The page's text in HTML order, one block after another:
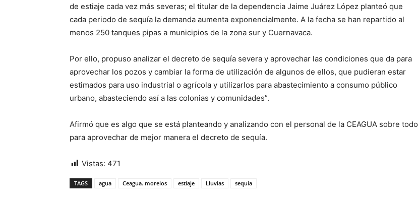
de estiaje cada vez más severas; el titular de la dependencia Jaime Juárez López planteó que
cada periodo de sequía la demanda aumenta exponencialmente. A la fecha se han repartido al
menos 250 tanques pipas a municipios de la zona sur y Cuernavaca.
Por ello, propuso analizar el decreto de sequía severa y aprovechar las condiciones que da para
aprovechar los pozos y cambiar la forma de utilización de algunos de ellos, que pudieran estar
estimados para uso industrial o agrícola y utilizarlos para abastecimiento a consumo público
urbano, abasteciendo así a las colonias y comunidades”.
Afirmó que es algo que se está planteando y analizando con el personal de la CEAGUA sobre todo
para aprovechar de mejor manera el decreto de sequía.
Vistas: 471
TAGS agua Ceagua. morelos estiaje Lluvias sequía